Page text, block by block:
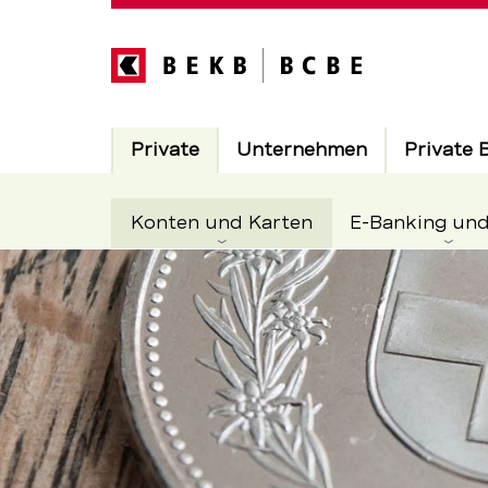
und
Hauptnavigation
PrivateAktiv
Konten und Karten AktivE-Banking
Unternehmen Private
Servicenavigation